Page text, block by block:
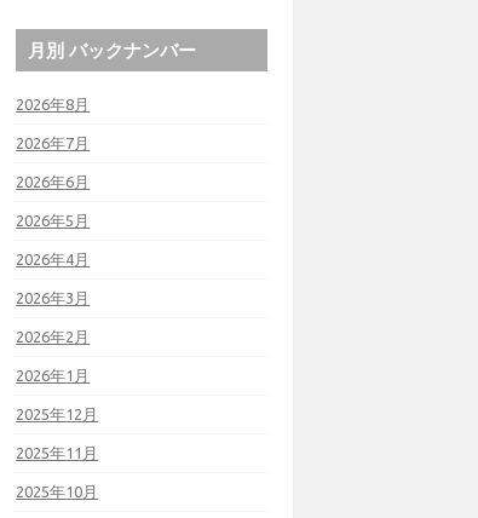
月別 バックナンバー
2026年8月
2026年7月
2026年6月
2026年5月
2026年4月
2026年3月
2026年2月
2026年1月
2025年12月
2025年11月
2025年10月